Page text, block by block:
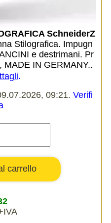
SchneiderZ
Stilografica. Impugn
e destrimani. Pr
MADE IN GERMANY..
.
09:21. Verifi